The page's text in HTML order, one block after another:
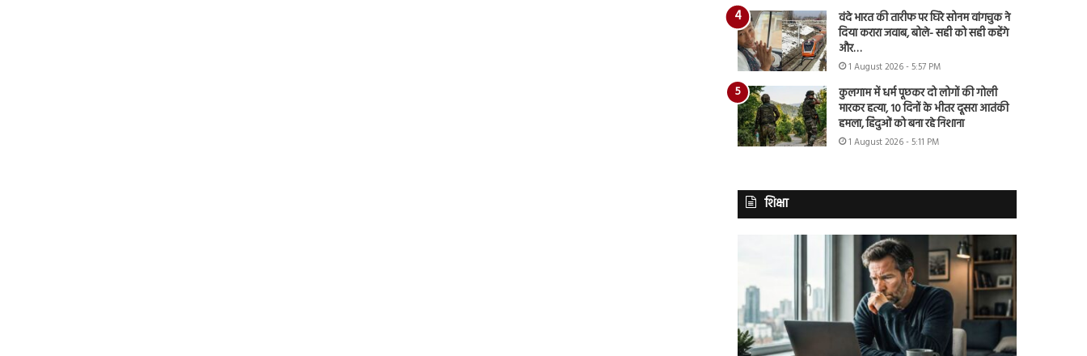
वंदे भारत की तारीफ पर घिरे सोनम वांगचुक ने
दिया करारा जवाब, बोले- सही को सही कहेंगे
और…
1 August 2026 - 5:57 PM
कुलगाम में धर्म पूछकर दो लोगों की गोली
मारकर हत्या, 10 दिनों के भीतर दूसरा आतंकी
हमला, हिंदुओं को बना रहे निशाना
1 August 2026 - 5:11 PM
शिक्षा